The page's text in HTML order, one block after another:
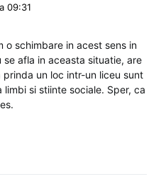
09:31
schimbare in acest sens in
afla in aceasta situatie, are
un loc intr-un liceu sunt
si stiinte sociale. Sper, ca